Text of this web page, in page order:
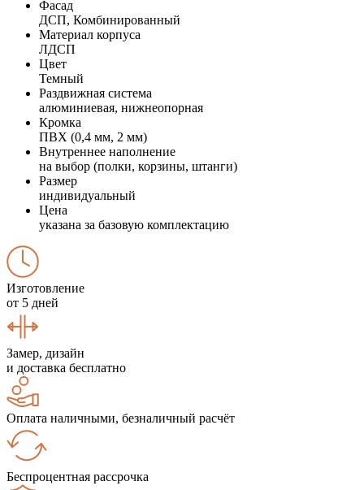
Фасад
ДСП, Комбинированный
Материал корпуса
ЛДСП
Цвет
Темный
Раздвижная система
алюминиевая, нижнеопорная
Кромка
ПВХ (0,4 мм, 2 мм)
Внутреннее наполнение
на выбор (полки, корзины, штанги)
Размер
индивидуальный
Цена
указана за базовую комплектацию
Изготовление
от 5 дней
Замер, дизайн
и доставка бесплатно
Оплата наличными, безналичный расчёт
Беспроцентная рассрочка